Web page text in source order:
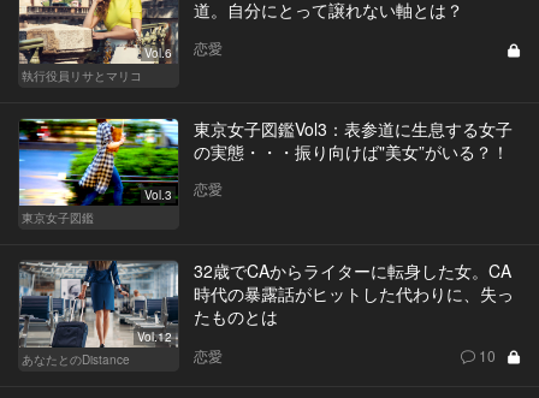
Vol.6
執行役員リサとマリコ
道。自分にとって譲れない軸とは？
恋愛
Vol.3
東京女子図鑑
東京女子図鑑Vol3：表参道に生息する女子
の実態・・・振り向けば"美女”がいる？！
恋愛
Vol.12
あなたとのDistance
32歳でCAからライターに転身した女。CA
時代の暴露話がヒットした代わりに、失っ
たものとは
恋愛 10